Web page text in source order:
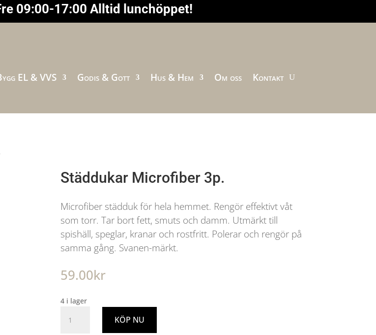
09:00-17:00 Alltid lunchöppet!
EL & VVS Godis & Gott Hus & Hem Om oss Kontakt
Städdukar Microfiber 3p.
Microfiber städduk för hela hemmet. Rengör effektivt våt
som torr. Tar bort fett, smuts och damm. Utmärkt till
spishäll, speglar, kranar och rostfritt. Polerar och rengör på
samma gång. Svanen-märkt.
59.00kr
4 i lager
Microfiber
KÖP NU